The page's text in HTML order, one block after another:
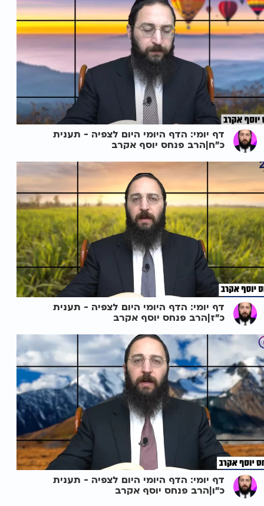
דף יומי: הדף היומי היום לצפיה - תענית
כ"ח|הרב פנחס יוסף אקרב
דף יומי: הדף היומי היום לצפיה - תענית
כ"ז|הרב פנחס יוסף אקרב
דף יומי: הדף היומי היום לצפיה - תענית
כ"ו|הרב פנחס יוסף אקרב